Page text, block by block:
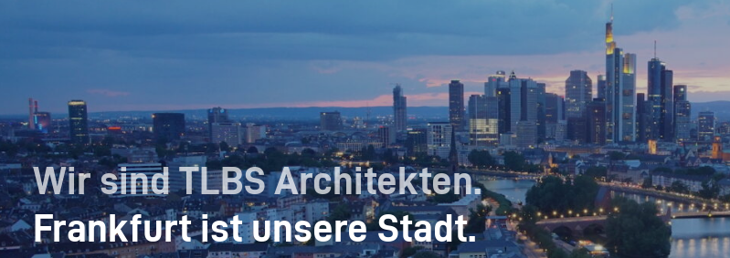
Wir sind TLBS Architekten.
Frankfurt ist unsere Stadt.